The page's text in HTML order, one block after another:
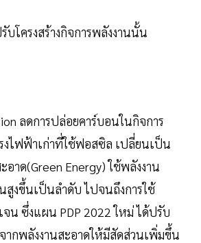
บโครงสร้างกิจการพลังงานนั้น
ลดการปล่อยคาร์บอนในกิจการ
งไฟฟ้าเก่าที่ใช้ฟอสซิล เปลี่ยนเป็น
อาด(Green Energy) ใช้พลังงาน
งขึ้นเป็นลำดับ ไปจนถึงการใช้
จน ซึ่งแผน PDP 2022 ใหม่ ได้ปรับ
ากพลังงานสะอาดให้มีสัดส่วนเพิ่มขึ้น